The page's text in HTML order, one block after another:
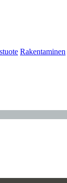
Rakentaminen